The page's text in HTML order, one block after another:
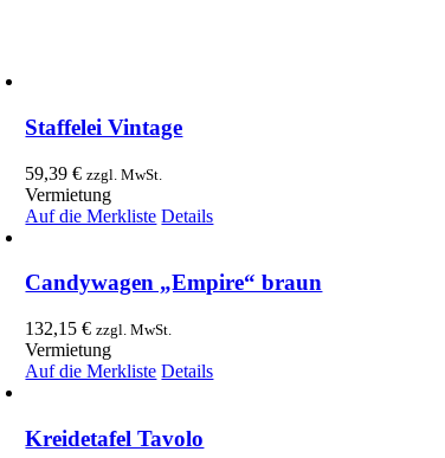
Staffelei Vintage
59,39€ zzgl. MwSt.
Vermietung
Auf die Merkliste Details
Candywagen „Empire“ braun
132,15€ zzgl. MwSt.
Vermietung
Auf die Merkliste Details
Kreidetafel Tavolo